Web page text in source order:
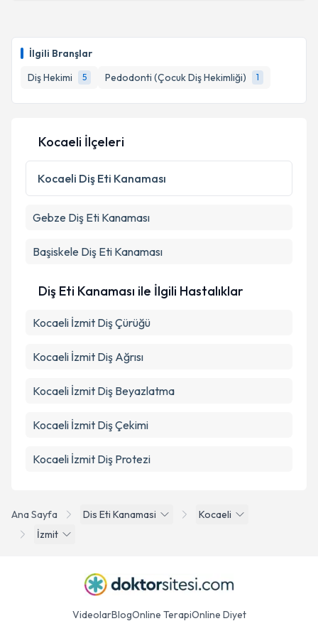
İlgili Branşlar
Diş Hekimi
5 Pedodonti (Çocuk Diş Hekimliği) 1
Takvim Talebini Gönder
takvim hazırlandığında e-posta ile bilgilendireceğiz.
E-posta Adresiniz
Kişisel verilerimin işlenmesine ilişkinAydınlatma
Metni
'ni okudum ve kişisel verilerimin belirtilen
kapsamda işlenmesini kabul ediyorum.
Ana Sayfa Dis Eti Kanamasi
Kocaeli
İzmit
Kocaeli İlçeleri
Kocaeli Diş Eti Kanaması
Gebze Diş Eti Kanaması
Başiskele Diş Eti Kanaması
Diş Eti Kanaması ile İlgili Hastalıklar
Kocaeli İzmit Diş Çürüğü
Kocaeli İzmit Diş Ağrısı
Kocaeli İzmit Diş Beyazlatma
Kocaeli İzmit Diş Çekimi
Kocaeli İzmit Diş Protezi
VideolarBlogOnline TerapiOnline Diyet